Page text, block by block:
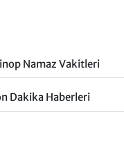
Namaz Vakitleri
Dakika Haberleri